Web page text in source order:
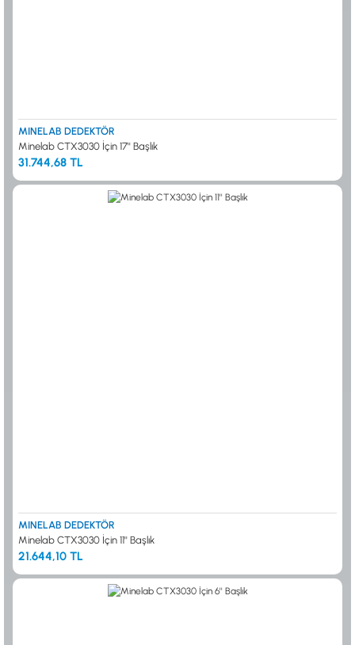
MINELAB DEDEKTÖR
Minelab CTX3030 İçin 17'' Başlık
31.744,68 TL
MINELAB DEDEKTÖR
Minelab CTX3030 İçin 11'' Başlık
21.644,10 TL